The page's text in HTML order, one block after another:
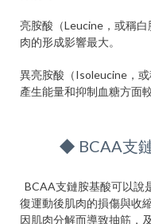
亮胺酸（Leucine，或稱
肉的形成影響最大。
異亮胺酸（Isoleucine，
產生能量和抑制血糖方面
◆ BCAA支
BCAA支鏈胺基酸可以說
復運動後肌肉的損傷與收
因肌肉分解而導致抽筋，